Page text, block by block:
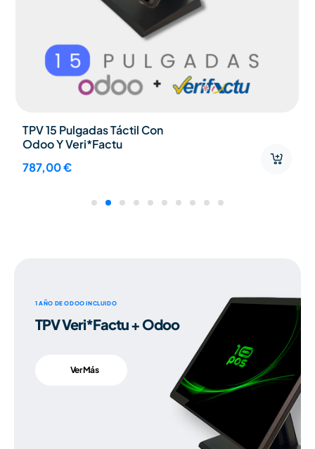
TPV 15 Pulgadas Táctil Con
Odoo Y Veri*Factu
787,00€
1 AÑO DE ODOO INCLUIDO
TPV Veri*Factu + Odoo
Ver Más